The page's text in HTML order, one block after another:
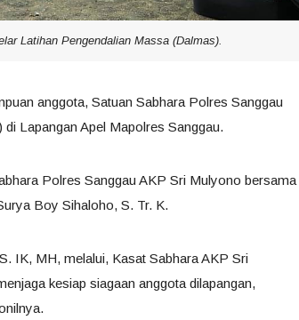
Latihan Pengendalian Massa (Dalmas).
anggota, Satuan Sabhara Polres Sanggau
Lapangan Apel Mapolres Sanggau.
Polres Sanggau AKP Sri Mulyono bersama
Boy Sihaloho, S. Tr. K.
IK, MH, melalui, Kasat Sabhara AKP Sri
kesiap siagaan anggota dilapangan,